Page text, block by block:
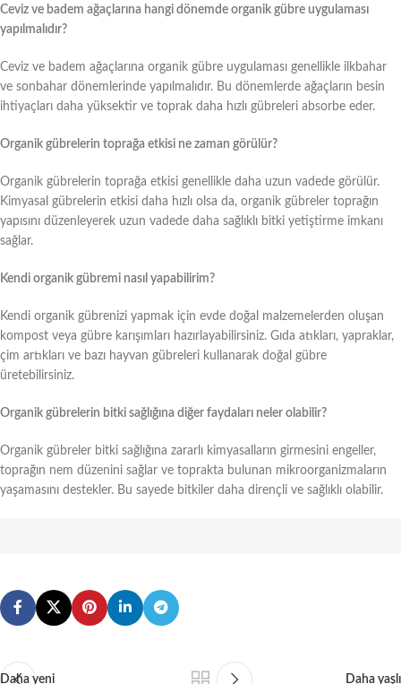
Ceviz ve badem ağaçlarına hangi dönemde organik gübre uygulaması
yapılmalıdır?
Ceviz ve badem ağaçlarına organik gübre uygulaması genellikle ilkbahar
ve sonbahar dönemlerinde yapılmalıdır. Bu dönemlerde ağaçların besin
ihtiyaçları daha yüksektir ve toprak daha hızlı gübreleri absorbe eder.
Organik gübrelerin toprağa etkisi ne zaman görülür?
Organik gübrelerin toprağa etkisi genellikle daha uzun vadede görülür.
Kimyasal gübrelerin etkisi daha hızlı olsa da, organik gübreler toprağın
yapısını düzenleyerek uzun vadede daha sağlıklı bitki yetiştirme imkanı
sağlar.
Kendi organik gübremi nasıl yapabilirim?
Kendi organik gübrenizi yapmak için evde doğal malzemelerden oluşan
kompost veya gübre karışımları hazırlayabilirsiniz. Gıda atıkları, yapraklar,
çim artıkları ve bazı hayvan gübreleri kullanarak doğal gübre
üretebilirsiniz.
Organik gübrelerin bitki sağlığına diğer faydaları neler olabilir?
Organik gübreler bitki sağlığına zararlı kimyasalların girmesini engeller,
toprağın nem düzenini sağlar ve toprakta bulunan mikroorganizmaların
yaşamasını destekler. Bu sayede bitkiler daha dirençli ve sağlıklı olabilir.
Daha yeni Daha yaşlı